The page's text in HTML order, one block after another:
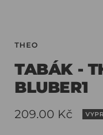
THEO
TABÁK -
BLUBER1
Slevová
209.00 Kč